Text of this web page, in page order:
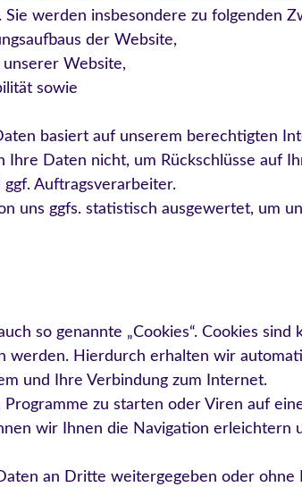
werden insbesondere zu folgenden
der Website,
Website,
sowie
basiert auf unserem berechtigten
Daten nicht, um Rückschlüsse auf
Auftragsverarbeiter.
uns ggfs. statistisch ausgewertet, um
so genannte „Cookies“. Cookies sind
werden. Hierdurch erhalten wir
und Ihre Verbindung zum Internet.
zu starten oder Viren auf
wir Ihnen die Navigation erleichtern
an Dritte weitergegeben oder